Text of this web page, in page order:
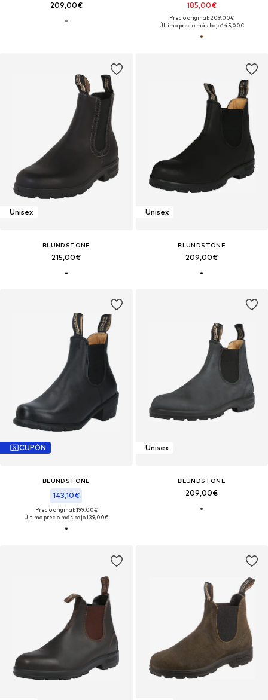
209,00€ 185,00€
Precio original: 209,00€
Último precio más bajo:145,00€
Unisex
BLUNDSTONE
215,00€
Unisex
BLUNDSTONE
209,00€
CUPÓN
BLUNDSTONE
143,10€
Precio original: 199,00€
Último precio más bajo:139,00€
Unisex
BLUNDSTONE
209,00€